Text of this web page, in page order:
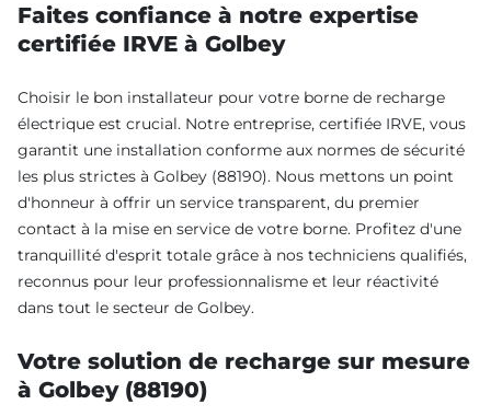
Faites confiance à notre expertise
certifiée IRVE à Golbey
Choisir le bon installateur pour votre borne de recharge
électrique est crucial. Notre entreprise, certifiée IRVE, vous
garantit une installation conforme aux normes de sécurité
les plus strictes à Golbey (88190). Nous mettons un point
d'honneur à offrir un service transparent, du premier
contact à la mise en service de votre borne. Profitez d'une
tranquillité d'esprit totale grâce à nos techniciens qualifiés,
reconnus pour leur professionnalisme et leur réactivité
dans tout le secteur de Golbey.
Votre solution de recharge sur mesure
à Golbey (88190)